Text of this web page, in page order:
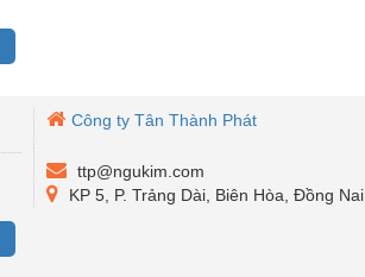
Công ty Tân Thành Phát
ttp@ngukim.com
KP 5, P. Trảng Dài, Biên Hòa, Đồng Nai